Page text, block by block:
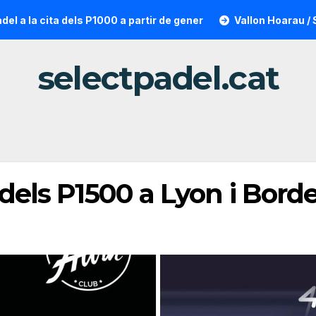
cita dels P1000 a partir de gener Vallon Hoarau /
selectpadel.cat
P1500 a Lyon i